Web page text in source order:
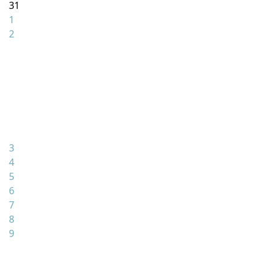
31
1
2
3
4
5
6
7
8
9